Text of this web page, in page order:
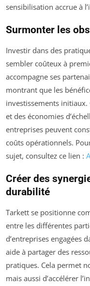
sensibilisation accrue à
Surmonter les
Investir dans des
sembler coûteux à
accompagne ses
montrant que les
investissements initiaux.
et des économies
entreprises peuvent
coûts opérationnels.
sujet, consultez ce lien :
Créer des
durabilité
Tarkett se positionne
entre les différentes
d’entreprises engagées
aide à partager des
pratiques. Cela permet
mais aussi d’accélérer